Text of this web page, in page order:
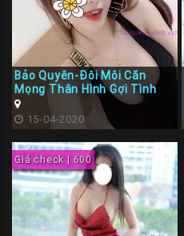
Bảo Quyên-Đôi Môi Căn
Mọng Thân Hình Gợi Tình
15-04-2020
Giá check | 600